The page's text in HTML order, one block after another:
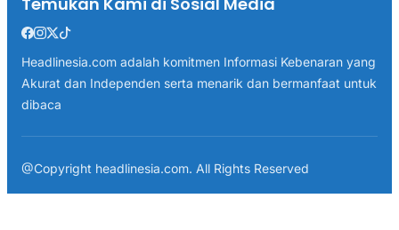
Headlinesia.com adalah komitmen Informasi Kebenaran yang
Akurat dan Independen serta menarik dan bermanfaat untuk
dibaca
@Copyright headlinesia.com. All Rights Reserved